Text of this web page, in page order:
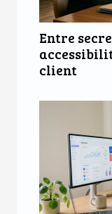
Entre
client